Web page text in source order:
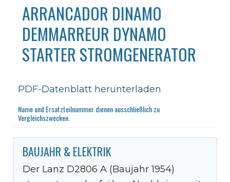
ARRANCADOR DINAMO
DEMMARREUR DYNAMO
STARTER STROMGENERATOR
PDF-Datenblatt herunterladen
Name und Ersatzteilnummer dienen ausschließlich zu
Vergleichszwecken.
BAUJAHR & ELEKTRIK
Der Lanz D2806 A (Baujahr 1954)